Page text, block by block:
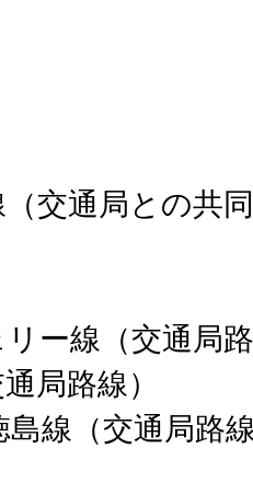
交通局との共
ー線（交通局
局路線）
線（交通局路